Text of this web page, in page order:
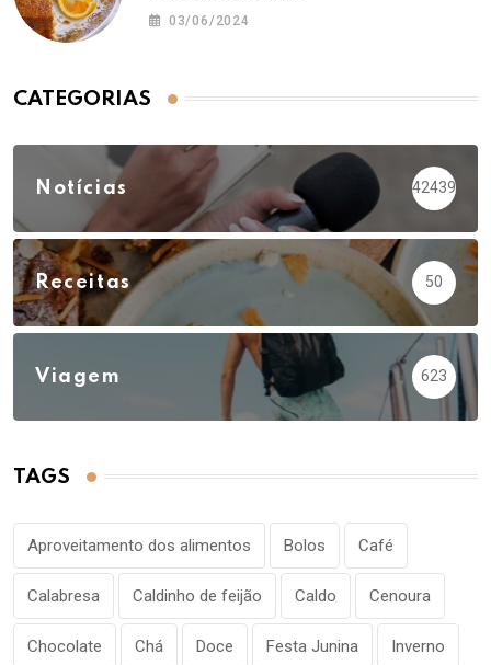
03/06/2024
CATEGORIAS
Notícias 42439
Receitas 50
Viagem 623
TAGS
Aproveitamento dos alimentos Bolos Café
Calabresa Caldinho de feijão Caldo Cenoura
Chocolate Chá Doce Festa Junina Inverno